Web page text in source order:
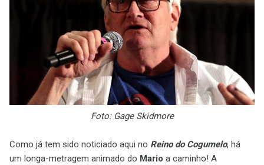
Foto: Gage Skidmore
Como já tem sido noticiado aqui no Reino do Cogumelo, há
um longa-metragem animado do Mario a caminho! A